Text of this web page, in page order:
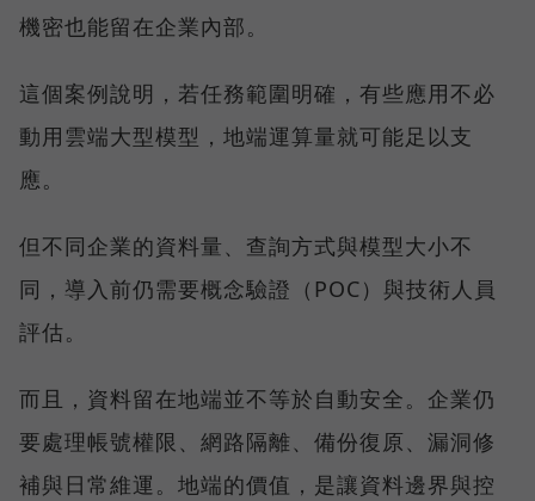
機密也能留在企業內部。
這個案例說明，若任務範圍明確，有些應用不必
動用雲端大型模型，地端運算量就可能足以支
應。
但不同企業的資料量、查詢方式與模型大小不
同，導入前仍需要概念驗證（POC）與技術人員
評估。
而且，資料留在地端並不等於自動安全。企業仍
要處理帳號權限、網路隔離、備份復原、漏洞修
補與日常維運。地端的價值，是讓資料邊界與控